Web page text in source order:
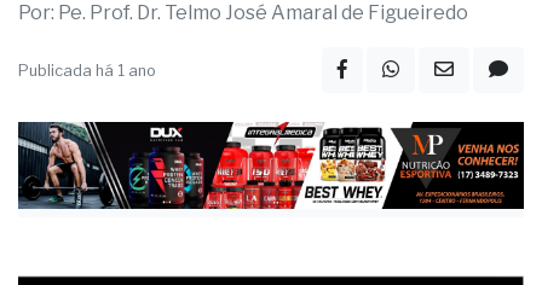
Por: Pe. Prof. Dr. Telmo José Amaral de Figueiredo
Publicada há 1 ano